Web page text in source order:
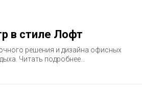
в стиле Лофт
решения и дизайна офисных
Читать подробнее...